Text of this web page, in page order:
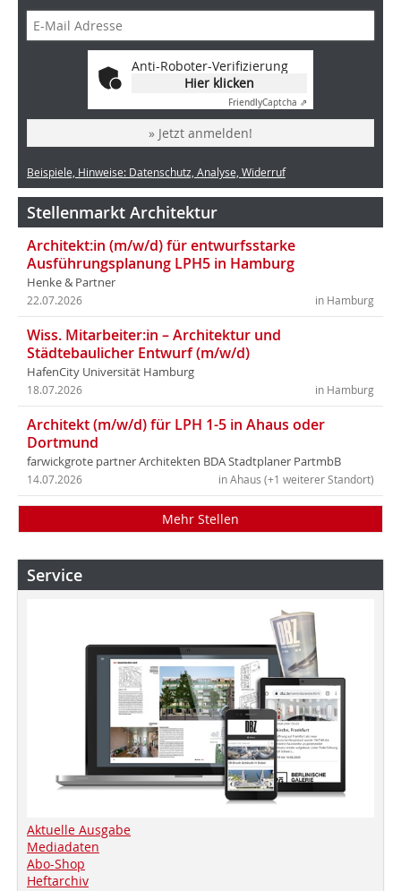
Anti-Roboter-Verifizierung
Hier klicken
FriendlyCaptcha ⇗
» Jetzt anmelden!
Beispiele, Hinweise: Datenschutz, Analyse, Widerruf
Stellenmarkt Architektur
Architekt:in (m/w/d) für entwurfsstarke
Ausführungsplanung LPH5 in Hamburg
Henke & Partner
in Hamburg
22.07.2026
Wiss. Mitarbeiter:in – Architektur und
Städtebaulicher Entwurf (m/w/d)
HafenCity Universität Hamburg
in Hamburg
18.07.2026
Architekt (m/w/d) für LPH 1-5 in Ahaus oder
Dortmund
farwickgrote partner Architekten BDA Stadtplaner PartmbB
in Ahaus (+1 weiterer Standort)
14.07.2026
Mehr Stellen
Service
Aktuelle Ausgabe
Mediadaten
Abo-Shop
Heftarchiv